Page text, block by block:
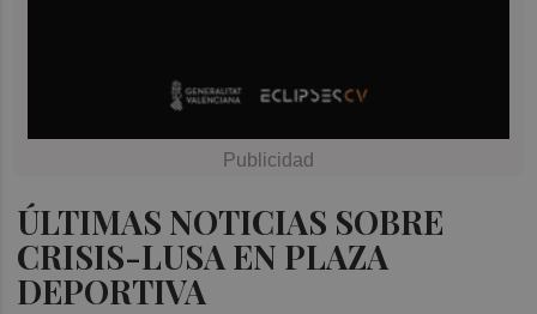
ÚLTIMAS NOTICIAS SOBRE
CRISIS-LUSA EN PLAZA
DEPORTIVA